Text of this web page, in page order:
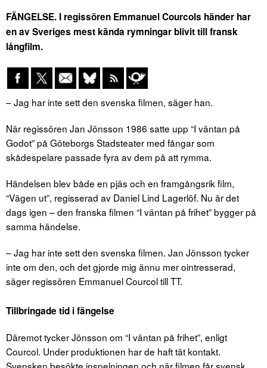
FÄNGELSE. I regissören Emmanuel Courcols händer har
en av Sveriges mest kända rymningar blivit till fransk
långfilm.
– Jag har inte sett den svenska filmen, säger han.
När regissören Jan Jönsson 1986 satte upp “I väntan på
Godot” på Göteborgs Stadsteater med fångar som
skådespelare passade fyra av dem på att rymma.
Händelsen blev både en pjäs och en framgångsrik film,
“Vägen ut”, regisserad av Daniel Lind Lagerlöf. Nu är det
dags igen – den franska filmen “I väntan på frihet” bygger på
samma händelse.
– Jag har inte sett den svenska filmen. Jan Jönsson tycker
inte om den, och det gjorde mig ännu mer ointresserad,
säger regissören Emmanuel Courcol till TT.
Tillbringade tid i fängelse
Däremot tycker Jönsson om “I väntan på frihet”, enligt
Courcol. Under produktionen har de haft tät kontakt.